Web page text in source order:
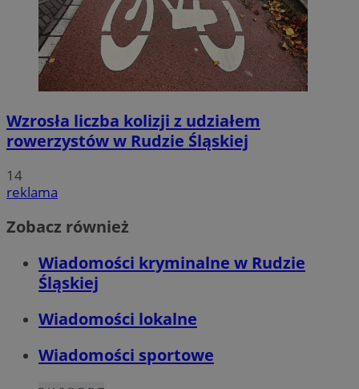
Wzrosła liczba kolizji z udziałem
rowerzystów w Rudzie Śląskiej
14
reklama
Zobacz również
Wiadomości kryminalne w Rudzie
Śląskiej
Wiadomości lokalne
Wiadomości sportowe